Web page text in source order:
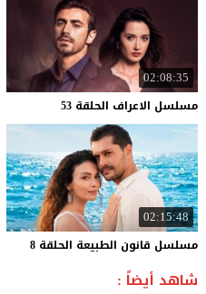
02:08:35
مسلسل الاعراف الحلقة 53
02:15:48
مسلسل قانون الطبيعة الحلقة 8
شاهد أيضاً :